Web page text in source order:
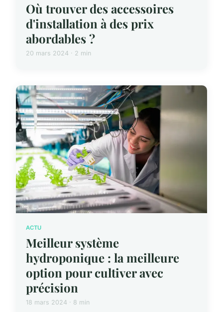
Où trouver des accessoires
d'installation à des prix
abordables ?
20 mars 2024 · 2 min
ACTU
Meilleur système
hydroponique : la meilleure
option pour cultiver avec
précision
18 mars 2024 · 8 min